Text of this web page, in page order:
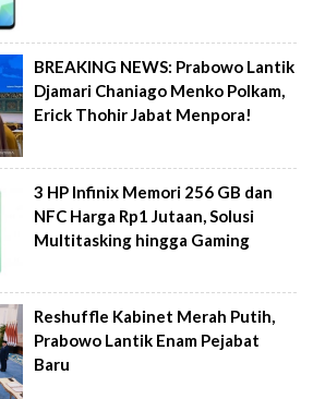
BREAKING NEWS: Prabowo Lantik
Djamari Chaniago Menko Polkam,
Erick Thohir Jabat Menpora!
3 HP Infinix Memori 256 GB dan
NFC Harga Rp1 Jutaan, Solusi
Multitasking hingga Gaming
Reshuffle Kabinet Merah Putih,
Prabowo Lantik Enam Pejabat
Baru